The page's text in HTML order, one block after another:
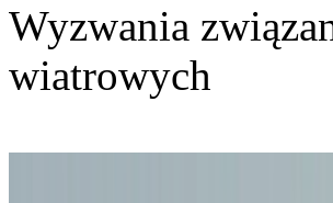
Wyzwania
wiatrowych